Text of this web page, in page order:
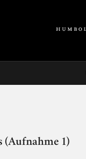
(Aufnahme 1)